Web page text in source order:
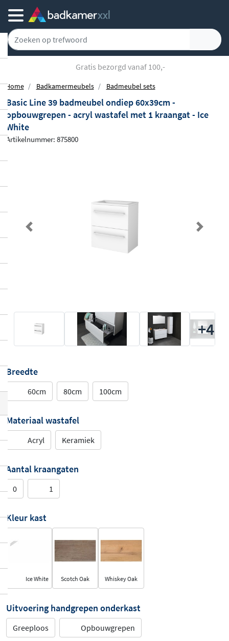
Gratis bezorgd vanaf 100,-
Home Badkamermeubels Badmeubel sets
Basic Line 39 badmeubel ondiep 60x39cm -
opbouwgrepen - acryl wastafel met 1 kraangat - Ice
White
Artikelnummer: 875800
Previous Next
+4
Breedte
60cm 80cm 100cm
Materiaal wastafel
Acryl Keramiek
Aantal kraangaten
0 1
Kleur kast
Ice White Scotch Oak Whiskey Oak
Uitvoering handgrepen onderkast
Greeploos Opbouwgrepen